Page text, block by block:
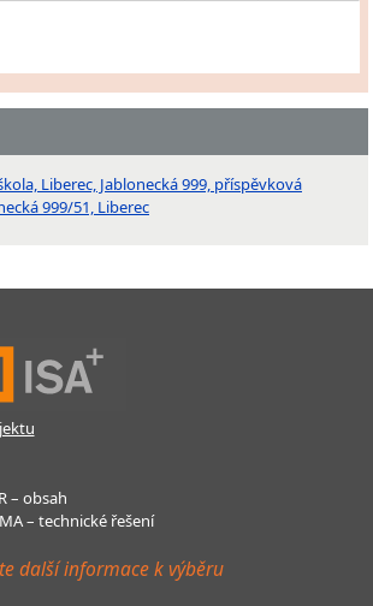
Liberec, Jablonecká 999, příspěvková
999/51, Liberec
– obsah
– technické řešení
další informace k výběru